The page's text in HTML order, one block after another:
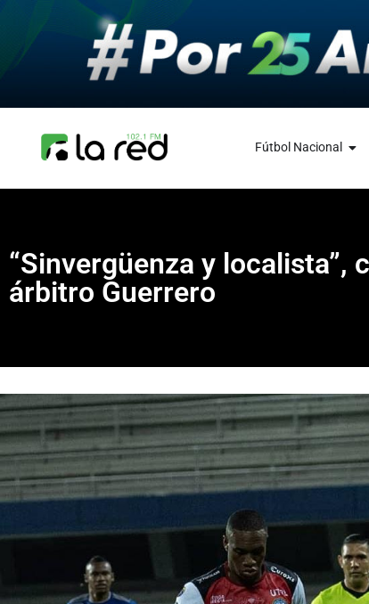
Fútbol Nacional
“Sinvergüenza y localista”,
árbitro Guerrero